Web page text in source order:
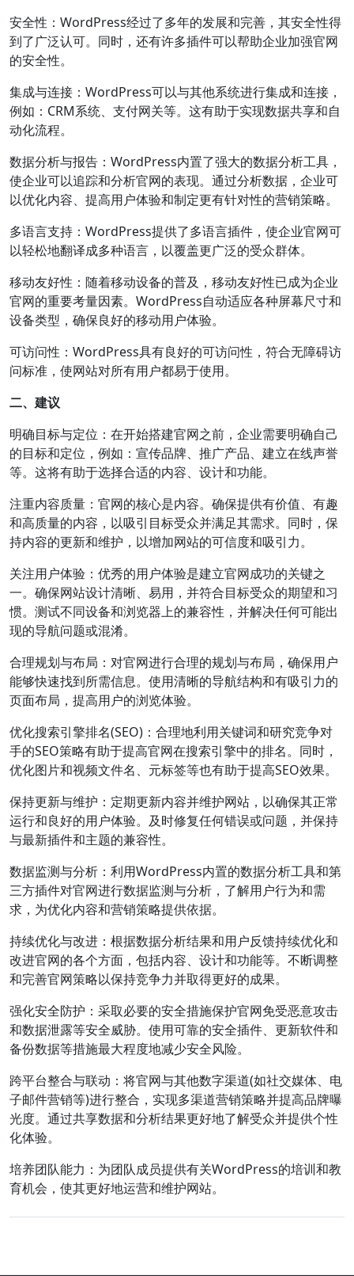
安全性：WordPress经过了多年的发展和完善，其安全性得
到了广泛认可。同时，还有许多插件可以帮助企业加强官网
的安全性。
集成与连接：WordPress可以与其他系统进行集成和连接，
例如：CRM系统、支付网关等。这有助于实现数据共享和自
动化流程。
数据分析与报告：WordPress内置了强大的数据分析工具，
使企业可以追踪和分析官网的表现。通过分析数据，企业可
以优化内容、提高用户体验和制定更有针对性的营销策略。
多语言支持：WordPress提供了多语言插件，使企业官网可
以轻松地翻译成多种语言，以覆盖更广泛的受众群体。
移动友好性：随着移动设备的普及，移动友好性已成为企业
官网的重要考量因素。WordPress自动适应各种屏幕尺寸和
设备类型，确保良好的移动用户体验。
可访问性：WordPress具有良好的可访问性，符合无障碍访
问标准，使网站对所有用户都易于使用。
二、建议
明确目标与定位：在开始搭建官网之前，企业需要明确自己
的目标和定位，例如：宣传品牌、推广产品、建立在线声誉
等。这将有助于选择合适的内容、设计和功能。
注重内容质量：官网的核心是内容。确保提供有价值、有趣
和高质量的内容，以吸引目标受众并满足其需求。同时，保
持内容的更新和维护，以增加网站的可信度和吸引力。
关注用户体验：优秀的用户体验是建立官网成功的关键之
一。确保网站设计清晰、易用，并符合目标受众的期望和习
惯。测试不同设备和浏览器上的兼容性，并解决任何可能出
现的导航问题或混淆。
合理规划与布局：对官网进行合理的规划与布局，确保用户
能够快速找到所需信息。使用清晰的导航结构和有吸引力的
页面布局，提高用户的浏览体验。
优化搜索引擎排名(SEO)：合理地利用关键词和研究竞争对
手的SEO策略有助于提高官网在搜索引擎中的排名。同时，
优化图片和视频文件名、元标签等也有助于提高SEO效果。
保持更新与维护：定期更新内容并维护网站，以确保其正常
运行和良好的用户体验。及时修复任何错误或问题，并保持
与最新插件和主题的兼容性。
数据监测与分析：利用WordPress内置的数据分析工具和第
三方插件对官网进行数据监测与分析，了解用户行为和需
求，为优化内容和营销策略提供依据。
持续优化与改进：根据数据分析结果和用户反馈持续优化和
改进官网的各个方面，包括内容、设计和功能等。不断调整
和完善官网策略以保持竞争力并取得更好的成果。
强化安全防护：采取必要的安全措施保护官网免受恶意攻击
和数据泄露等安全威胁。使用可靠的安全插件、更新软件和
备份数据等措施最大程度地减少安全风险。
跨平台整合与联动：将官网与其他数字渠道(如社交媒体、电
子邮件营销等)进行整合，实现多渠道营销策略并提高品牌曝
光度。通过共享数据和分析结果更好地了解受众并提供个性
化体验。
培养团队能力：为团队成员提供有关WordPress的培训和教
育机会，使其更好地运营和维护网站。